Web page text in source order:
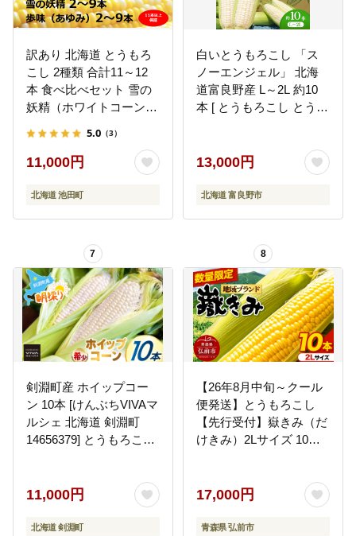
訳あり 北海道 とうもろ
こし 2種類 合計11～12
本 食べ比べセット 雪の
妖精（ホワイトコーン）
バイカラー）2～9本 期
間限定 数量限定 トウモ
5.0 （3）
11,000円
北海道 池田町
白いとうもろこし 「ス
ノーエンジェル」 北海
道富良野産 L～2L 約10
本 [ とうもろこし とうき
13,000円
北海道 富良野市
7
剣淵町産 ホイップコー
ン 10本 [けんぶちVIVAマ
ルシェ 北海道 剣淵町
14656379] とうもろこし
11,000円
北海道 剣淵町
8
【26年8月中旬～クール
便発送】とうもろこし
【先行受付】嶽きみ（だ
けきみ）2Lサイズ 10本
いしい コーン だけきみ
とうもろこし ひろさき
ブランド もろこし 弘前
17,000円
青森県 弘前市